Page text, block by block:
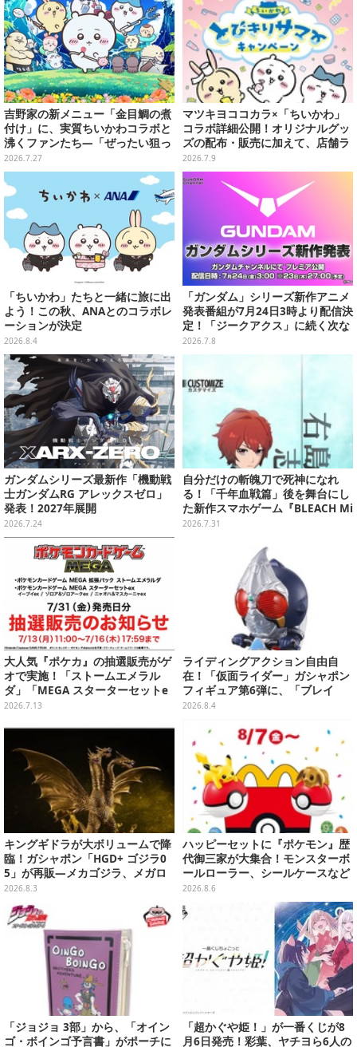
吉野家の新メニュー「金目鯛の煮
付け」に、実質ちいかわコラボと
沸くファンたち―「ぜったい狙っ
ただろ！」「映画公開のタイミン
グで妙だな？」
2026.7.27
マツキヨココカラ×「ちいかわ」
コラボ詳細公開！オリジナルグッ
ズの配布・販売に加えて、店舗ラ
ッピングや”花火打ち上げ”まで盛
り沢山
2026.7.9
「ちいかわ」たちと一緒に旅に出
よう！この秋、ANAとのコラボレ
ーションが決定
2026.8.4
「ガンダム」シリーズ新作アニメ
発表番組が7月24日3時より配信決
定！「ジークアクス」に続く次な
る作品は果たして…
2026.7.8
ガンダムシリーズ最新作「機動戦
士ガンダムRG アレックスゼロ」
発表！2027年展開
2026.7.24
自分だけの斬魄刀で死神になれ
る！「千年血戦篇」後を舞台にし
た新作スマホゲーム『BLEACH Mi
rrors High』クローズドβテスト
2026.7.31
大人気『ポケカ』の抽選販売がゲ
オで実施！「ストームエメラル
ダ」「MEGA スターターセットe
x」各種の全4商品
2026.7.13
ライディングアクション自由自
在！「仮面ライダー」ガシャポン
フィギュア第6弾に、「ブレイ
ド」「フォーゼ」など全4種
2026.8.4
キングギドラが大ボリュームで降
臨！ガシャポン「HGD+ ゴジラ0
5」が再販―メカゴジラ、メガロ
なども揃った全4種
2026.8.3
ハッピーセットに『ポケモン』歴
代御三家が大集合！モンスターボ
ールローラー、シールケースなど
全12種
2026.8.6
「ジョジョ 3部」から、「オイン
ゴ・ボインゴ予言書」がポーチに
「超かぐや姫！」が一番くじが8
月6日発売！彩葉、ヤチヨら6人の